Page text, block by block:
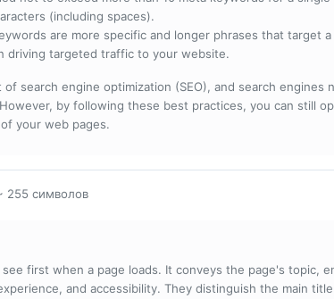
(including spaces).
are more specific and longer phrases that target
driving targeted traffic to your website.
search engine optimization (SEO), and search engines
by following these best practices, you can still
your web pages.
255 символов
first when a page loads. It conveys the page's topic,
and accessibility. They distinguish the main